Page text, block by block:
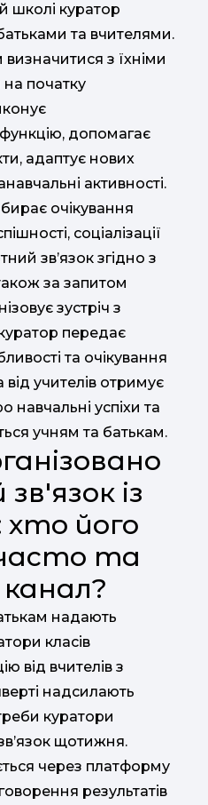
школі куратор
та вчителями.
з їхніми
початку
допомагає
адаптує нових
активності.
очікування
соціалізації
зв’язок згідно з
за запитом
зустріч з
передає
та очікування
учителів отримує
навчальні успіхи та
учням та батькам.
із
його
часто та
надають
класів
від вчителів з
надсилають
куратори
щотижня.
через платформу
результатів